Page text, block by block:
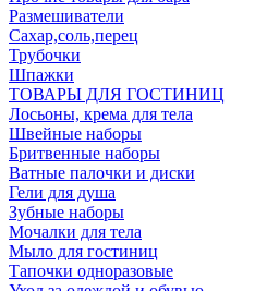
Размешиватели
Сахар,соль,перец
Трубочки
Шпажки
ТОВАРЫ ДЛЯ ГОСТИНИЦ
Лосьоны, крема для тела
Швейные наборы
Бритвенные наборы
Ватные палочки и диски
Гели для душа
Зубные наборы
Мочалки для тела
Мыло для гостиниц
Тапочки одноразовые